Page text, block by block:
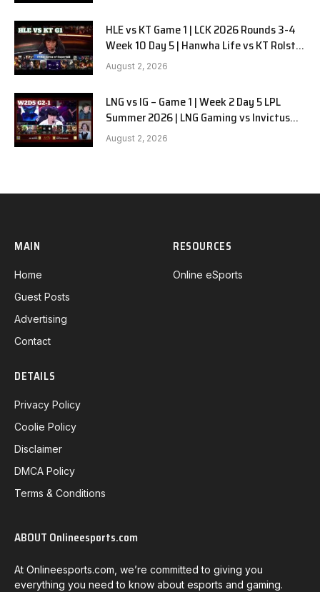
HLE vs KT Game 1 | LCK 2026 Rounds 3-4
Week 10 Day 5 | Hanwha Life vs KT Rolster
G1
August 2, 2026
LNG vs IG – Game 1 | Week 2 Day 5 LPL
Summer 2026 | LNG Gaming vs Invictus
Gaming G1 full
August 2, 2026
MAIN
Home
Guest Posts
Advertising
Contact
RESOURCES
Online eSports
DETAILS
Privacy Policy
Coolie Policy
Disclaimer
DMCA Policy
Terms & Conditions
ABOUT Onlineesports.com
At Onlineesports.com, we’re committed to giving you
everything you need to know about esports and gaming.